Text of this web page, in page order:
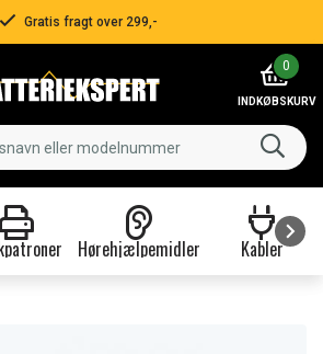
Gratis fragt over 299,-
0
INDKØBSKURV
Hørehjælpemidler Kabler